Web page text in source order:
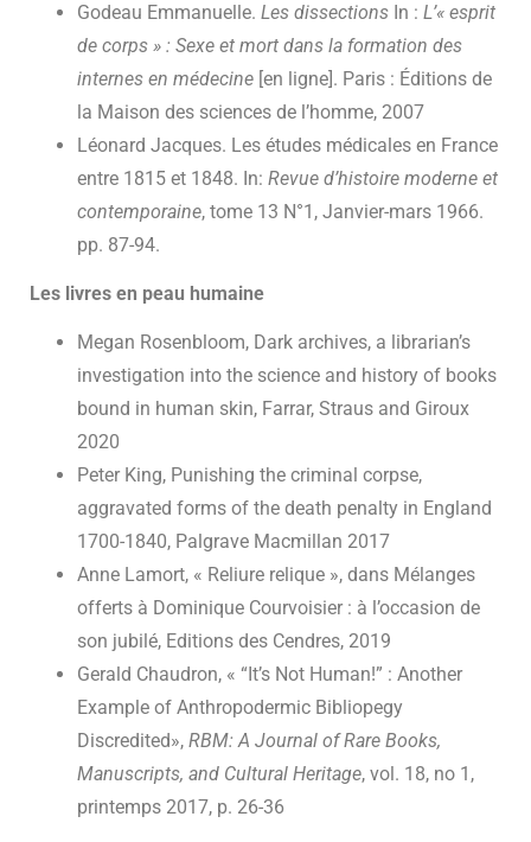
Godeau Emmanuelle. Les dissections In : L’« esprit
de corps » : Sexe et mort dans la formation des
internes en médecine [en ligne]. Paris : Éditions de
la Maison des sciences de l’homme, 2007
Léonard Jacques. Les études médicales en France
entre 1815 et 1848. In: Revue d’histoire moderne et
contemporaine, tome 13 N°1, Janvier-mars 1966.
pp. 87-94.
Les livres en peau humaine
Megan Rosenbloom, Dark archives, a librarian’s
investigation into the science and history of books
bound in human skin, Farrar, Straus and Giroux
2020
Peter King, Punishing the criminal corpse,
aggravated forms of the death penalty in England
1700-1840, Palgrave Macmillan 2017
Anne Lamort, « Reliure relique », dans Mélanges
offerts à Dominique Courvoisier : à l’occasion de
son jubilé, Editions des Cendres, 2019
Gerald Chaudron, « “It’s Not Human!” : Another
Example of Anthropodermic Bibliopegy
Discredited», RBM: A Journal of Rare Books,
Manuscripts, and Cultural Heritage, vol. 18, no 1,‎
printemps 2017, p. 26-36